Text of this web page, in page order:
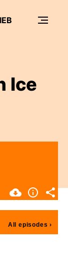
Ice
All episodes ›